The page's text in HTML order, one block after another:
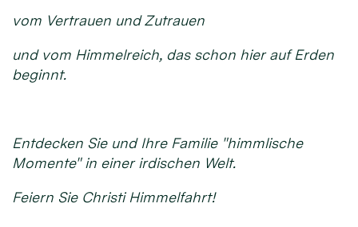
vom Vertrauen und Zutrauen
und vom Himmelreich, das schon hier auf Erden
beginnt.
Entdecken Sie und Ihre Familie "himmlische
Momente" in einer irdischen Welt.
Feiern Sie Christi Himmelfahrt!